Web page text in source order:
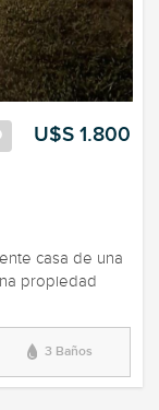
U$S 1.800
casa de una
propiedad
3 Baños